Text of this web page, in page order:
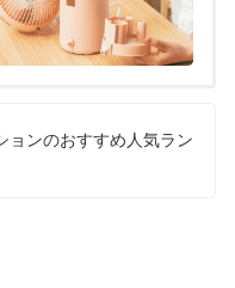
ョンのおすすめ人気ラン